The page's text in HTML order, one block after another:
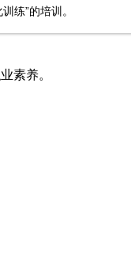
练”的培训。
素养。